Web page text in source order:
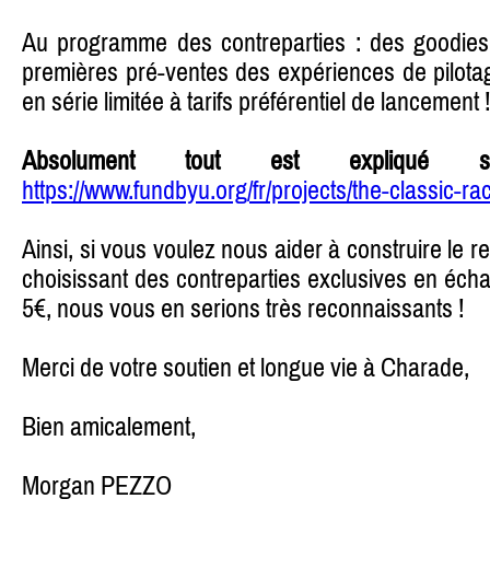
Au programme des contreparties : des
premières pré-ventes des expériences de
en série limitée à tarifs préférentiel de lancement !
Absolument tout est
https://www.fundbyu.org/fr/projects/the-classic-
Ainsi, si vous voulez nous aider à construire le
choisissant des contreparties exclusives en
5€, nous vous en serions très reconnaissants !
Merci de votre soutien et longue vie à Charade,
Bien amicalement,
Morgan PEZZO